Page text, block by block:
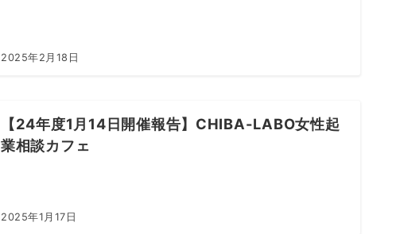
2025年2月18日
【24年度1月14日開催報告】CHIBA-LABO女性起
業相談カフェ
2025年1月17日